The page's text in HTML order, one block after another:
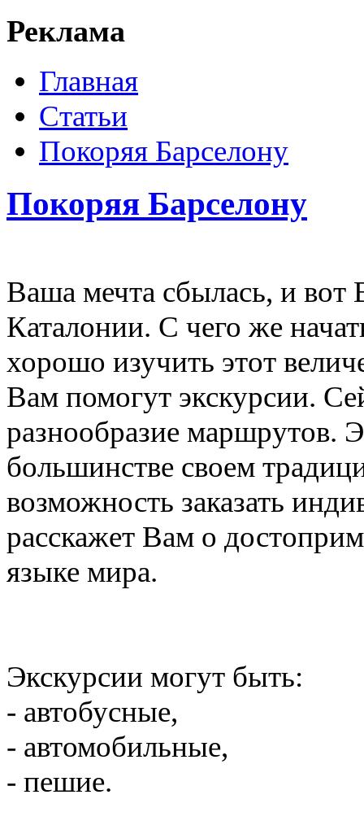
Реклама
Главная
Статьи
Покоряя Барселону
Покоряя Барселону
Ваша мечта сбылась, и вот
Каталонии. С чего же
хорошо изучить этот
Вам помогут экскурсии.
разнообразие маршрутов.
большинстве своем
возможность заказать
расскажет Вам о
языке мира.
Экскурсии могут быть:
- автобусные,
- автомобильные,
- пешие.